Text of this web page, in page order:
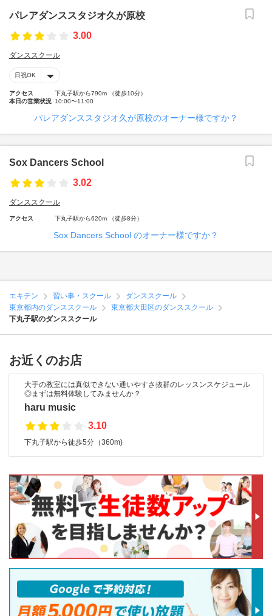
パレアダンススタジオ久が原校
3.00
ダンススクール
日祝OK
アクセス
下丸子駅から790m （徒歩10分）
本日の営業状況 10:00〜11:00
パレアダンススタジオ久が原校のオーナー様ですか？
Sox Dancers School
3.02
ダンススクール
アクセス 下丸子駅から620m （徒歩8分）
Sox Dancers School のオーナー様ですか？
エキテン 習い事・スクール
ダンススクール
東京都内のダンススクール
東京都大田区のダンススクール
下丸子駅のダンススクール
お近くのお店
大手の教室には真似できない通いやすさ抜群のレッスンスケジュール
◎まずは無料体験してみませんか？
haru music
3.10
下丸子駅から徒歩5分（360m)